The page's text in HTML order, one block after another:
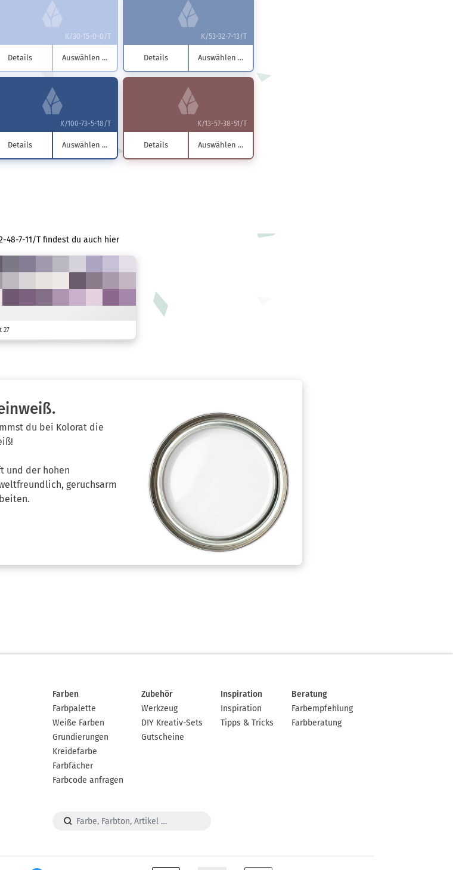
K/30-15-0-0/T
Details Auswählen …
K/53-32-7-13/T
Details Auswählen …
K/100-73-5-18/T
Details Auswählen …
K/13-57-38-51/T
Details Auswählen …
48-7-11/T findest du auch hier
27
du bei Kolorat die
und der hohen
geruchsarm
Farben
Farbpalette
Weiße Farben
Grundierungen
Kreidefarbe
Farbfächer
Farbcode anfragen
Zubehör
Werkzeug
DIY Kreativ-Sets
Gutscheine
Inspiration
Inspiration
Tipps & Tricks
Beratung
Farbempfehlung
Farbberatung